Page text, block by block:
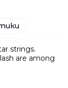
с вас в
strings.
are among